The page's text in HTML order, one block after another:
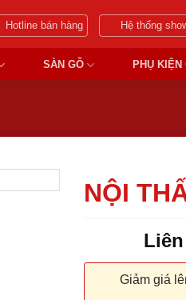
Hotline bán hàng Hệ thống
SÀN GỖ PHỤ KIỆN
NỘI
Giảm giá